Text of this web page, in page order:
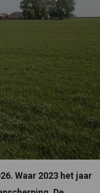
Waar 2023 het jaar